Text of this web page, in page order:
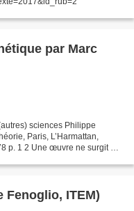
par Marc
sciences Philippe
Paris, L’Harmattan,
p. 1 2 Une œuvre ne surgit en
Fenoglio, ITEM)